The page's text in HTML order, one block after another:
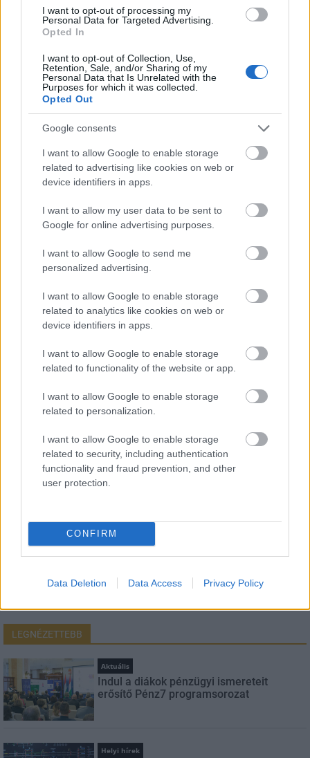
I want to opt-out of processing my
Personal Data for Targeted Advertising.
Opted In
I want to opt-out of Collection, Use,
Retention, Sale, and/or Sharing of my
Personal Data that Is Unrelated with the
Purposes for which it was collected.
Opted Out
Google consents
I want to allow Google to enable storage
related to advertising like cookies on web or
device identifiers in apps.
I want to allow my user data to be sent to
Google for online advertising purposes.
I want to allow Google to send me
personalized advertising.
I want to allow Google to enable storage
related to analytics like cookies on web or
device identifiers in apps.
I want to allow Google to enable storage
related to functionality of the website or app.
I want to allow Google to enable storage
related to personalization.
I want to allow Google to enable storage
related to security, including authentication
functionality and fraud prevention, and other
user protection.
CONFIRM
Data Deletion Data Access Privacy Policy
műemlékek, köztük a különleges Műromok, valamint a közeli
Várkanyarban álló Nepomuki Szent János híd és szobor is.
M1 bővítés: már zajlik a teljesen új
Bicske Kelet csomópont építése
csomópont épül Angyalföldön
Másfélszeresére bővítik
Hódmezővásárhely jó hírű református
Látványos építési szakasz indult be a
Flórián téri felüljárón
HÍRLEVÉL
E-mail cím
Feliratkozom a hírlevélre és elfogadom az
szabályzatot!
LEGNÉZETTEBB
Aktuális
Indul a diákok pénzügyi ismereteit
erősítő Pénz7 programsorozat
Helyi hírek